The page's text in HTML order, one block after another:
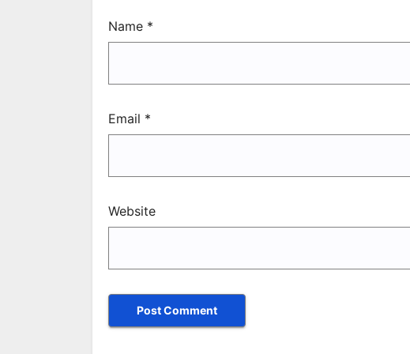
Name *
Email *
Website